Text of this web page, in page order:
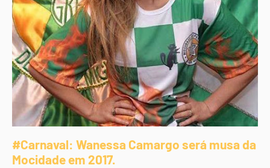
#Carnaval: Wanessa Camargo será musa da
Mocidade em 2017.